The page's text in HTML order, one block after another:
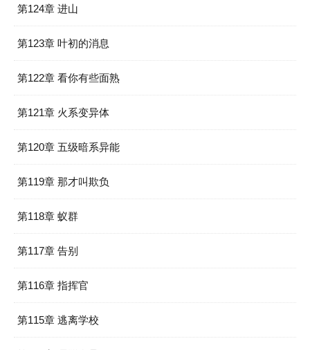
第124章 进山
第123章 叶初的消息
第122章 看你有些面熟
第121章 火系变异体
第120章 五级暗系异能
第119章 那才叫欺负
第118章 蚁群
第117章 告别
第116章 指挥官
第115章 逃离学校